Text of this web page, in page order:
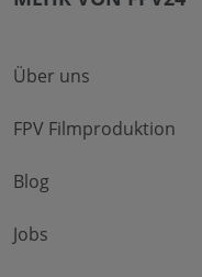
Über uns
FPV Filmproduktion
Blog
Jobs